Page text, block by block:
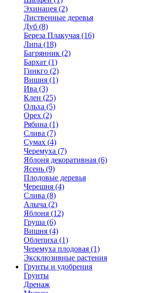
Эхинацея (2)
Лиственные деревья
Дуб (8)
Береза Плакучая (16)
Липа (18)
Багрянник (2)
Бархат (1)
Гинкго (2)
Вишня (1)
Ива (3)
Клен (25)
Ольха (5)
Орех (2)
Рябина (1)
Слива (7)
Сумах (4)
Черемуха (7)
Яблоня декоративная (6)
Ясень (9)
Плодовые деревья
Черешня (4)
Слива (8)
Алыча (2)
Яблоня (12)
Груша (6)
Вишня (4)
Облепиха (1)
Черемуха плодовая (1)
Эксклюзивные растения
Грунты и удобрения
Грунты
Дренаж